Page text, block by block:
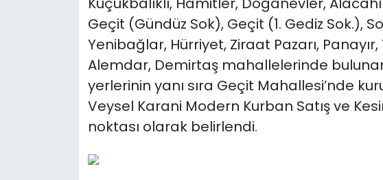
Geçit (Gündüz Sok), Geçit (1. Gediz Sok.),
Yenibağlar, Hürriyet, Ziraat Pazarı, Panayır,
Alemdar, Demirtaş mahallelerinde
yerlerinin yanı sıra Geçit Mahallesi’nde
Veysel Karani Modern Kurban Satış ve
noktası olarak belirlendi.